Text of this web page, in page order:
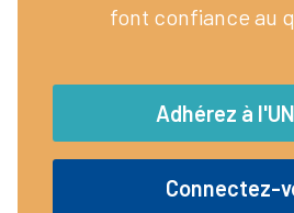
font confiance au
Adhérez à
Connectez-